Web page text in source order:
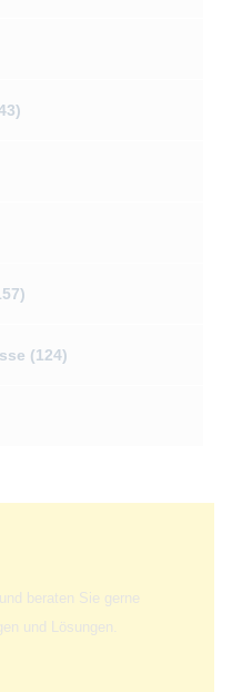
(124)
beraten Sie gerne
und Lösungen.